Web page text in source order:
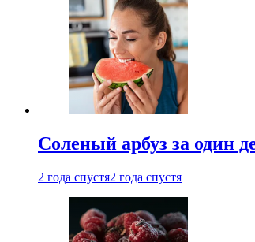
Соленый арбуз за один
2 года спустя2 года спустя